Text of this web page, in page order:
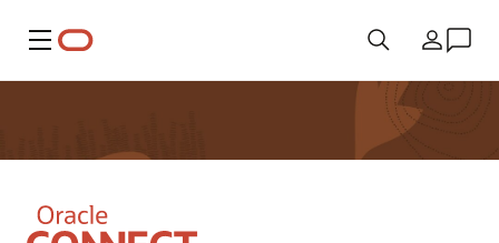
菜单 国家/地区